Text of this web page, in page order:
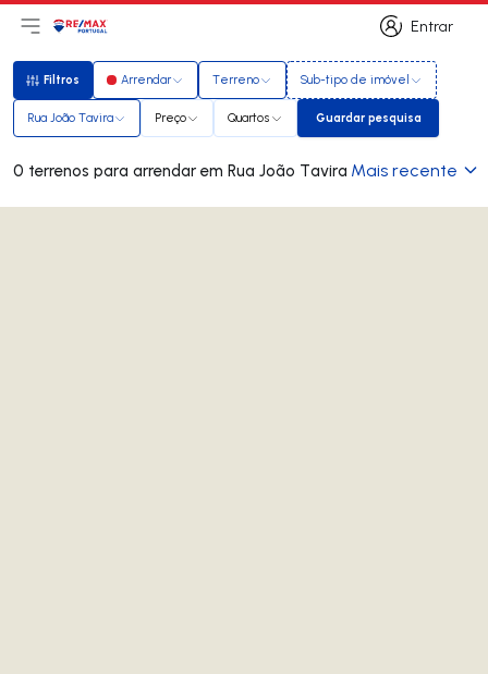
Entrar
Entrar
Abri menu principal
LogoIr para página inicial
Filtros
Filtros Arrendar Terreno Sub-tipo de imóvel
Rua João Tavira Preço Quartos Guardar pesquisa
Guardar pesquisa
0 terrenos para arrendar em Rua João Tavira Mais recente